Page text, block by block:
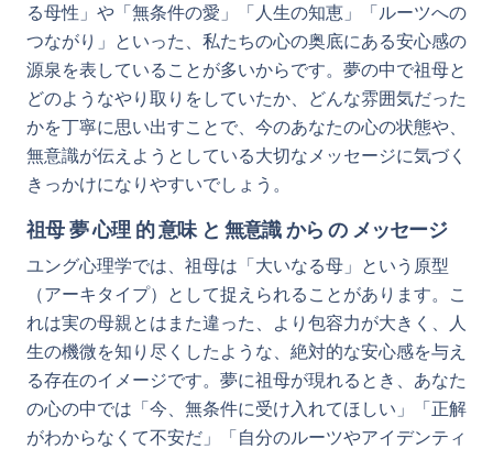
る母性」や「無条件の愛」「人生の知恵」「ルーツへの
つながり」といった、私たちの心の奥底にある安心感の
源泉を表していることが多いからです。夢の中で祖母と
どのようなやり取りをしていたか、どんな雰囲気だった
かを丁寧に思い出すことで、今のあなたの心の状態や、
無意識が伝えようとしている大切なメッセージに気づく
きっかけになりやすいでしょう。
祖母 夢 心理 的 意味 と 無意識 から の メッセージ
ユング心理学では、祖母は「大いなる母」という原型
（アーキタイプ）として捉えられることがあります。こ
れは実の母親とはまた違った、より包容力が大きく、人
生の機微を知り尽くしたような、絶対的な安心感を与え
る存在のイメージです。夢に祖母が現れるとき、あなた
の心の中では「今、無条件に受け入れてほしい」「正解
がわからなくて不安だ」「自分のルーツやアイデンティ